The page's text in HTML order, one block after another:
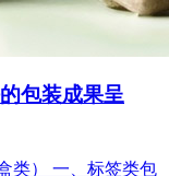
包装成果呈
类） 一、标签类包